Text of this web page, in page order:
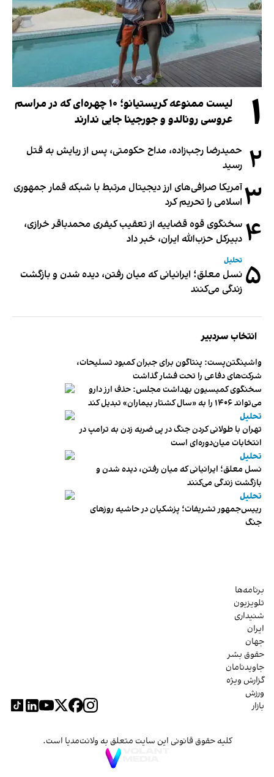
۱
لیست ممنوعه کریستیانو؛ ۱۰ چهره‌ای که در مراسم
عروسی رونالدو و جورجینا جایی ندارند
۲ حمیدرضا رجب‌زاده، مداح حکومتی، پس از ربایش به قتل
رسید
۳آمریکا صرافی‌های ارز دیجیتال مرتبط با شبکه قمار جمهوری
اسلامی را تحریم کرد
۴ سخنگوی قوه قضاییه از تعقیب کیفری محمدباقر خرازی،
دبیر‌کل حزب‌الله ایران، خبر داد
۵ تحلیل
نسل معلق؛ ایرانیانی که میان رفتن، دیده شدن و بازگشت
زندگی می‌کنند
انتخاب سردبیر
واشینگتن‌پست: پنتاگون برای جبران کمبود تسلیحات،
شرکت‌های دفاعی را تحت فشار گذاشت
سخنگوی کمیسیون بهداشت مجلس: حذف ارز دارو
می‌تواند ۱۴۰۶ را به «سال کشتار بیماران» تبدیل کند
تحلیل
تهران با طولانی کردن جنگ در پی ضربه زدن به ترامپ در
انتخابات میان‌دوره‌ای است
تحلیل
نسل معلق؛ ایرانیانی که میان رفتن، دیده شدن و
بازگشت زندگی می‌کنند
تحلیل
رییس‌جمهور تشریفات؛ پزشکیان در حاشیه روزهای
جنگ
برنامه‌ها
تلویزیون
شنیداری
ایران
جهان
حقوق بشر
جاویدنامان
گزارش ویژه
ورزش
بازار
کلیه حقوق قانونی این سایت متعلق به ولانت‌مدیا است.